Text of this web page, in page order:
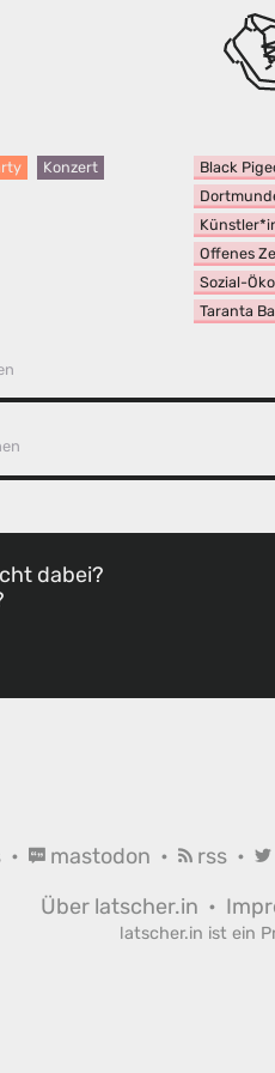
Konzert
Black
Offenes
Sozial-
Taranta
dabei?
• mastodon • rss •
Über latscher.in •
latscher.in ist ein